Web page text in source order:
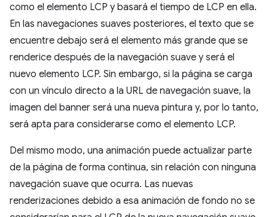
como el elemento LCP y basará el tiempo de LCP en ella.
En las navegaciones suaves posteriores, el texto que se
encuentre debajo será el elemento más grande que se
renderice después de la navegación suave y será el
nuevo elemento LCP. Sin embargo, si la página se carga
con un vínculo directo a la URL de navegación suave, la
imagen del banner será una nueva pintura y, por lo tanto,
será apta para considerarse como el elemento LCP.
Del mismo modo, una animación puede actualizar parte
de la página de forma continua, sin relación con ninguna
navegación suave que ocurra. Las nuevas
renderizaciones debido a esa animación de fondo no se